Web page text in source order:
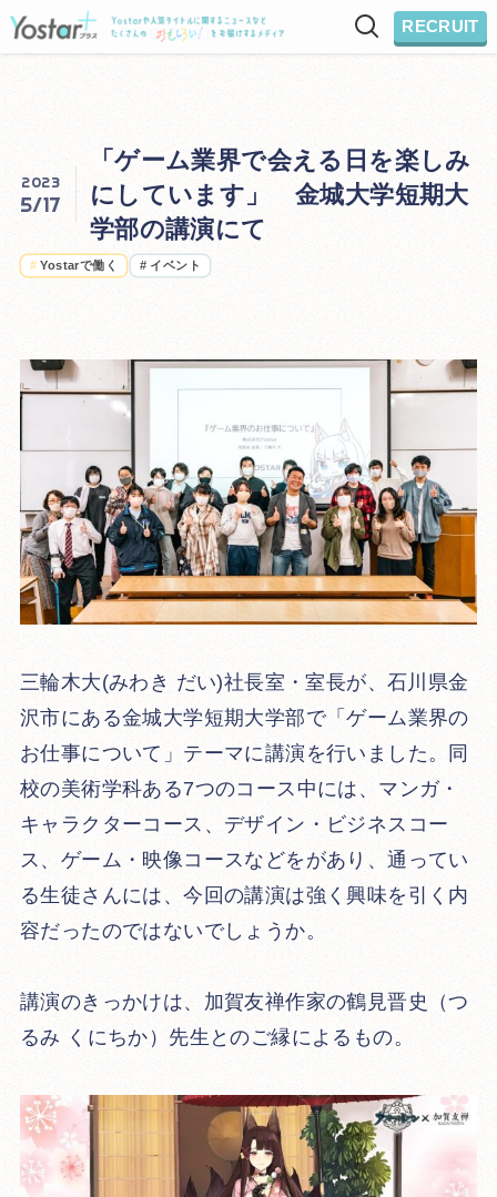
RECRUIT
「ゲーム業界で会える日を楽しみ
にしています」 金城大学短期大
学部の講演にて
2023
5/17
# Yostarで働く # イベント
三輪木大(みわき だい)社長室・室長が、石川県金
沢市にある金城大学短期大学部で「ゲーム業界の
お仕事について」テーマに講演を行いました。同
校の美術学科ある7つのコース中には、マンガ・
キャラクターコース、デザイン・ビジネスコー
ス、ゲーム・映像コースなどをがあり、通ってい
る生徒さんには、今回の講演は強く興味を引く内
容だったのではないでしょうか。
講演のきっかけは、加賀友禅作家の鶴見晋史（つ
るみ くにちか）先生とのご縁によるもの。